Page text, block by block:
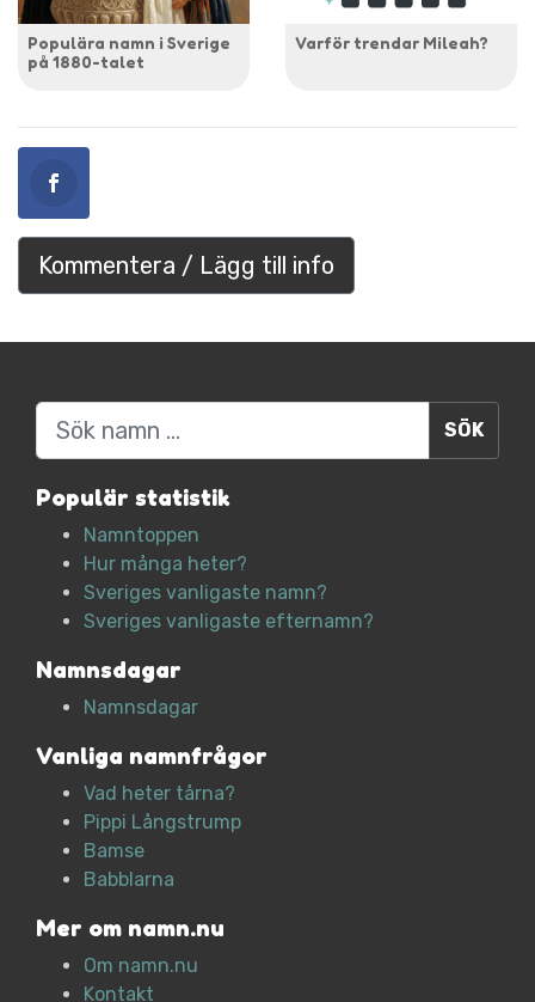
Populära namn i Sverige
på 1880-talet
Varför trendar Mileah?
Kommentera / Lägg till info
Sök
Populär statistik
Namntoppen
Hur många heter?
Sveriges vanligaste namn?
Sveriges vanligaste efternamn?
Namnsdagar
Namnsdagar
Vanliga namnfrågor
Vad heter tårna?
Pippi Långstrump
Bamse
Babblarna
Mer om namn.nu
Om namn.nu
Kontakt